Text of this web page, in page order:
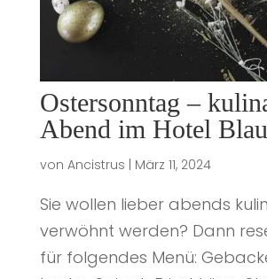
Ostersonntag –
Abend im Hotel
von Ancistrus März 11, 2024
Sie wollen lieber abends
verwöhnt werden? Dann
für folgendes Menü: